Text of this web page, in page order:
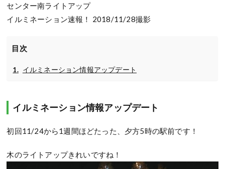
センター南ライトアップ
イルミネーション速報！ 2018/11/28撮影
目次
イルミネーション情報アップデート
イルミネーション情報アップデート
初回11/24から1週間ほどたった、夕方5時の駅前です！
木のライトアップきれいですね！